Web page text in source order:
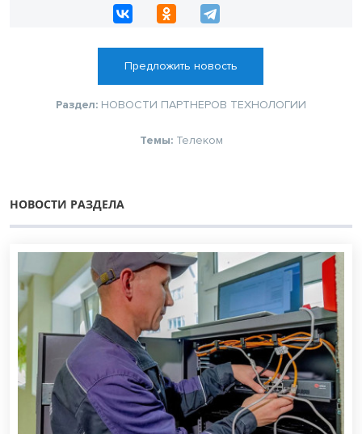
Предложить новость
Раздел: НОВОСТИ ПАРТНЕРОВ ТЕХНОЛОГИИ
Темы: Телеком
НОВОСТИ РАЗДЕЛА